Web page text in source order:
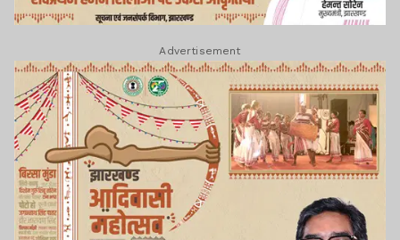
Advertisement